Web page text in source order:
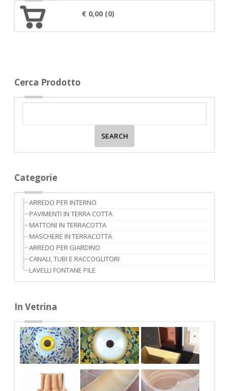
€ 0,00 (0)
Cerca Prodotto
Categorie
ARREDO PER INTERNO
PAVIMENTI IN TERRA COTTA
MATTONI IN TERRACOTTA
MASCHERE IN TERRACOTTA
ARREDO PER GIARDINO
CANALI, TUBI E RACCOGLITORI
LAVELLI FONTANE PILE
In Vetrina